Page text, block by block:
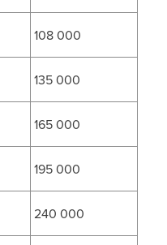
108 000
135 000
165 000
195 000
240 000